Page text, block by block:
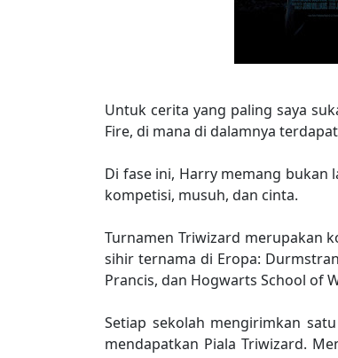
Untuk cerita yang paling saya
Fire, di mana di dalamnya
Di fase ini, Harry memang bukan
kompetisi, musuh, dan cinta.
Turnamen Triwizard merupakan
sihir ternama di Eropa:
Prancis, dan Hogwarts School of
Setiap sekolah mengirimkan
mendapatkan Piala Triwizard.